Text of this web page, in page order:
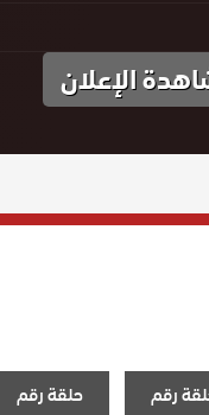
الإعلان
رقم حلقة رقم